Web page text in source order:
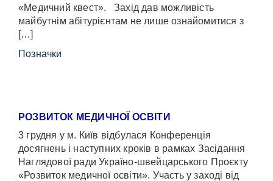
«Медичний квест». Захід дав можливість
майбутнім абітурієнтам не лише ознайомитися з
[…]
Позначки
РОЗВИТОК МЕДИЧНОЇ ОСВІТИ
3 грудня у м. Київ відбулася Конференція
досягнень і наступних кроків в рамках Засідання
Наглядової ради Україно-швейцарського Проєкту
«Розвиток медичної освіти». Участь у заході від